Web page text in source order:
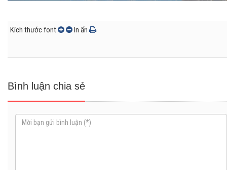
Kích thước font In ấn
Bình luận chia sẻ